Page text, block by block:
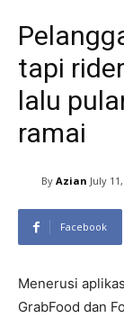
tapi
lalu
ramai
By Azian July
Facebook
Menerusi
GrabFood dan